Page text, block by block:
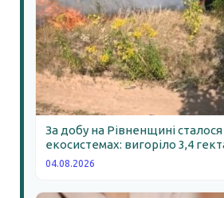
За добу на Рівненщині
екосистемах: вигоріло 3,4
04.08.2026